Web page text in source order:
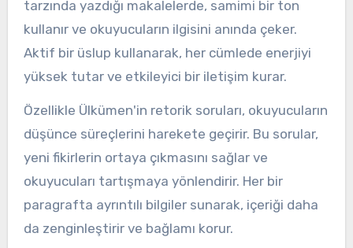
tarzında yazdığı makalelerde, samimi bir ton
kullanır ve okuyucuların ilgisini anında çeker.
Aktif bir üslup kullanarak, her cümlede enerjiyi
yüksek tutar ve etkileyici bir iletişim kurar.
Özellikle Ülkümen'in retorik soruları, okuyucuların
düşünce süreçlerini harekete geçirir. Bu sorular,
yeni fikirlerin ortaya çıkmasını sağlar ve
okuyucuları tartışmaya yönlendirir. Her bir
paragrafta ayrıntılı bilgiler sunarak, içeriği daha
da zenginleştirir ve bağlamı korur.